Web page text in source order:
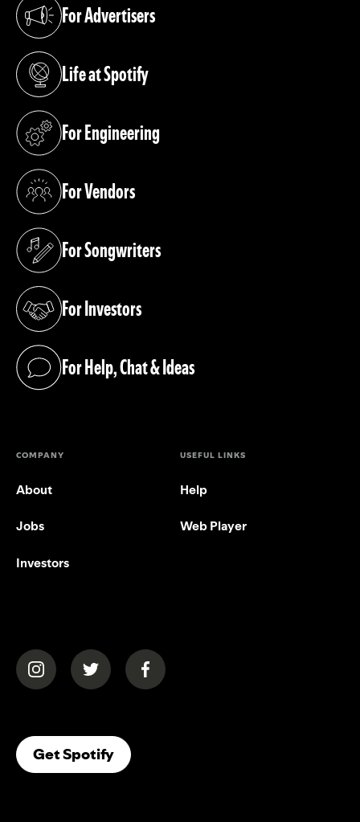
For Advertisers
(opens in a new tab)
Life at Spotify
(opens in a new tab)
For Engineering
(opens in a new tab)
For Vendors
(opens in a new tab)
For Songwriters
(opens in a new tab)
For Investors
(opens in a new tab)
For Help, Chat & Ideas
(opens in a new tab)
COMPANY
About
Jobs
Investors
USEFUL LINKS
Help
Web Player
(opens in a new tab)(opens in a new tab)(opens in a new tab)
Get Spotify(opens In A New Tab)